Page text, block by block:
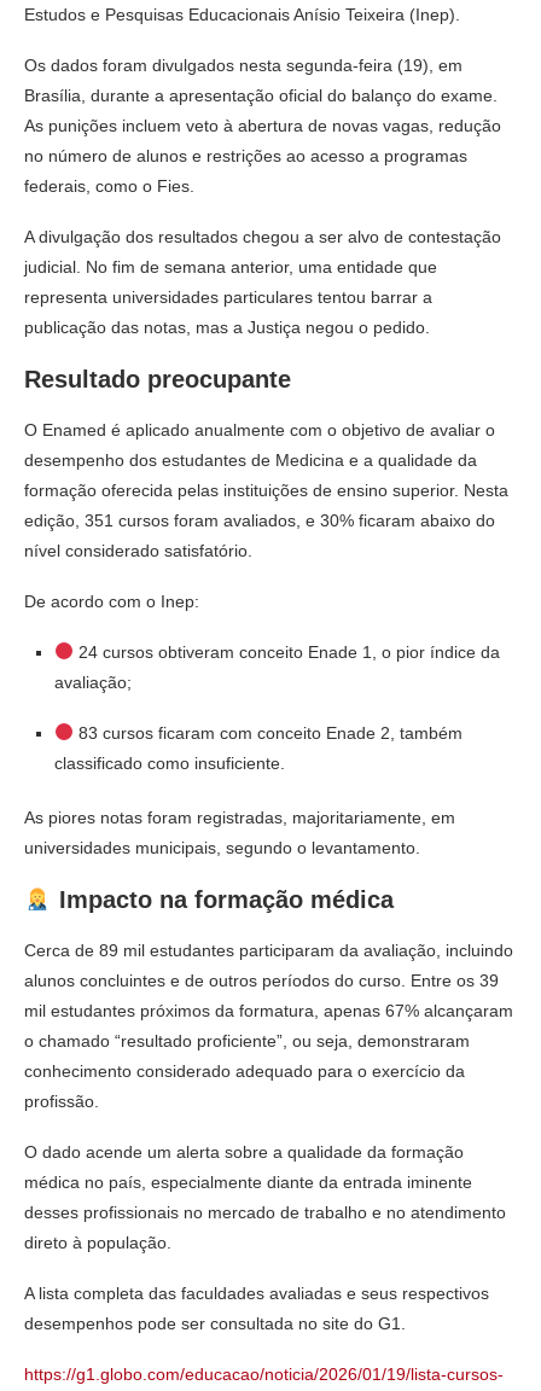
Estudos e Pesquisas Educacionais Anísio Teixeira (Inep).
Os dados foram divulgados nesta segunda-feira (19), em
Brasília, durante a apresentação oficial do balanço do exame.
As punições incluem veto à abertura de novas vagas, redução
no número de alunos e restrições ao acesso a programas
federais, como o Fies.
A divulgação dos resultados chegou a ser alvo de contestação
judicial. No fim de semana anterior, uma entidade que
representa universidades particulares tentou barrar a
publicação das notas, mas a Justiça negou o pedido.
Resultado preocupante
O Enamed é aplicado anualmente com o objetivo de avaliar o
desempenho dos estudantes de Medicina e a qualidade da
formação oferecida pelas instituições de ensino superior. Nesta
edição, 351 cursos foram avaliados, e 30% ficaram abaixo do
nível considerado satisfatório.
De acordo com o Inep:
24 cursos obtiveram conceito Enade 1, o pior índice da
avaliação;
83 cursos ficaram com conceito Enade 2, também
classificado como insuficiente.
As piores notas foram registradas, majoritariamente, em
universidades municipais, segundo o levantamento.
Impacto na formação médica
Cerca de 89 mil estudantes participaram da avaliação, incluindo
alunos concluintes e de outros períodos do curso. Entre os 39
mil estudantes próximos da formatura, apenas 67% alcançaram
o chamado “resultado proficiente”, ou seja, demonstraram
conhecimento considerado adequado para o exercício da
profissão.
O dado acende um alerta sobre a qualidade da formação
médica no país, especialmente diante da entrada iminente
desses profissionais no mercado de trabalho e no atendimento
direto à população.
A lista completa das faculdades avaliadas e seus respectivos
desempenhos pode ser consultada no site do G1.
https://g1.globo.com/educacao/noticia/2026/01/19/lista-cursos-